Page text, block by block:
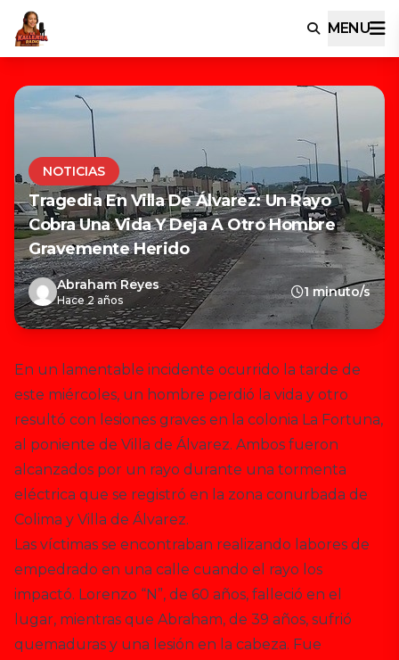
MENU
NOTICIAS
Tragedia En Villa De Álvarez: Un Rayo
Cobra Una Vida Y Deja A Otro Hombre
Gravemente Herido
Abraham Reyes
Hace 2 años
1 minuto/s
En un lamentable incidente ocurrido la tarde de
este miércoles, un hombre perdió la vida y otro
resultó con lesiones graves en la colonia La Fortuna,
al poniente de Villa de Álvarez. Ambos fueron
alcanzados por un rayo durante una tormenta
eléctrica que se registró en la zona conurbada de
Colima y Villa de Álvarez.
Las víctimas se encontraban realizando labores de
empedrado en una calle cuando el rayo los
impactó. Lorenzo “N”, de 60 años, falleció en el
lugar, mientras que Abraham, de 39 años, sufrió
quemaduras y una lesión en la cabeza. Fue